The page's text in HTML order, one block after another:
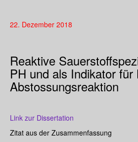
22. Dezember 2018
Reaktive
PH und als Indikator für
Abstossungsreaktion
Link zur Dissertation
Zitat aus der Zusammenfassung